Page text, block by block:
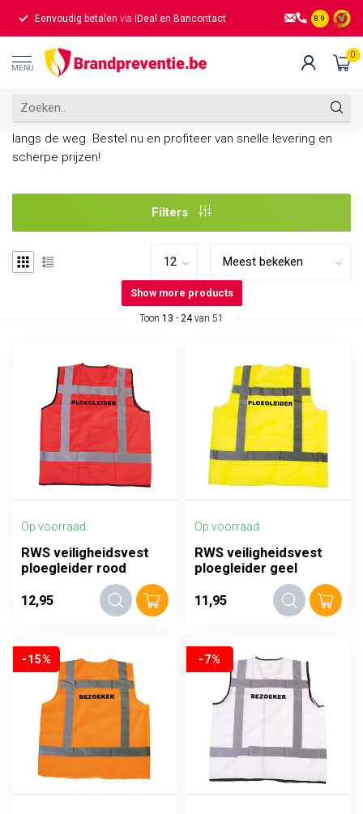
Eenvoudig betalen via iDeal en Bancontact Gratis
8.9
MENU
0
Home / Veiligheidshesjes / RWS hesjes
RWS hesjes bij Brandpreventie.be
Ontdek ons uitgebreide assortiment RWS hesjes. Zorg voor
maximale zichtbaarheid en veiligheid tijdens werkzaamheden
langs de weg. Bestel nu en profiteer van snelle levering en
scherpe prijzen!
Filters
Show more products
Toon 13 - 24van 51
Op voorraad
RWS veiligheidsvest
ploegleider rood
12,95
Op voorraad
RWS veiligheidsvest
ploegleider geel
11,95
-15% -7%